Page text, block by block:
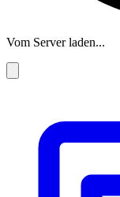
Vom Server laden...